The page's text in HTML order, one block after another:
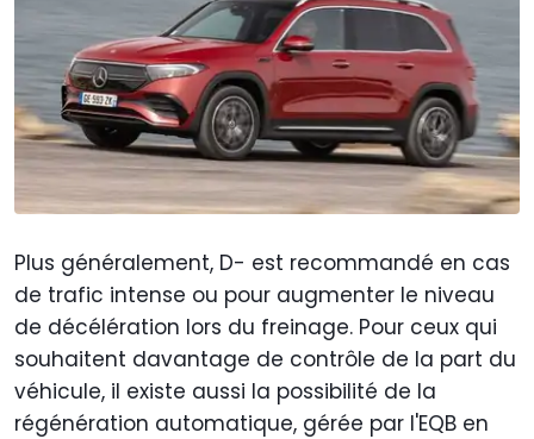
Plus généralement, D- est recommandé en cas
de trafic intense ou pour augmenter le niveau
de décélération lors du freinage. Pour ceux qui
souhaitent davantage de contrôle de la part du
véhicule, il existe aussi la possibilité de la
régénération automatique, gérée par l'EQB en